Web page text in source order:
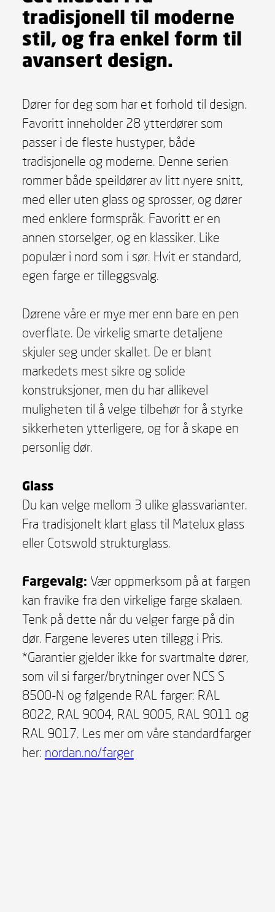
tradisjonell til moderne
stil, og fra enkel form til
avansert design.
Dører for deg som har et forhold til design.
Favoritt inneholder 28 ytterdører som
passer i de fleste hustyper, både
tradisjonelle og moderne. Denne serien
rommer både speildører av litt nyere snitt,
med eller uten glass og sprosser, og dører
med enklere formspråk. Favoritt er en
annen storselger, og en klassiker. Like
populær i nord som i sør. Hvit er standard,
egen farge er tilleggsvalg.
Dørene våre er mye mer enn bare en pen
overflate. De virkelig smarte detaljene
skjuler seg under skallet. De er blant
markedets mest sikre og solide
konstruksjoner, men du har allikevel
muligheten til å velge tilbehør for å styrke
sikkerheten ytterligere, og for å skape en
personlig dør.
Glass
Du kan velge mellom 3 ulike glassvarianter.
Fra tradisjonelt klart glass til Matelux glass
eller Cotswold strukturglass.
Fargevalg: Vær oppmerksom på at fargen
kan fravike fra den virkelige farge skalaen.
Tenk på dette når du velger farge på din
dør. Fargene leveres uten tillegg i Pris.
*Garantier gjelder ikke for svartmalte dører,
som vil si farger/brytninger over NCS S
8500-N og følgende RAL farger: RAL
8022, RAL 9004, RAL 9005, RAL 9011 og
RAL 9017. Les mer om våre standardfarger
her: nordan.no/farger